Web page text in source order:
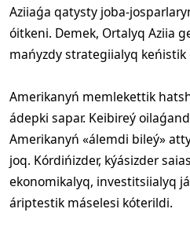
Aziiaǵa qatysty joba-
óitkeni. Demek, Ortalyq Aziia
mańyzdy strategiialyq keńistik
Amerikanyń memlekettik
ádepki sapar. Keibireý
Amerikanyń «álemdi bileý»
joq. Kórdińizder, kýásizder
ekonomikalyq, investitsiialyq
áriptestik máselesi kóterildi.